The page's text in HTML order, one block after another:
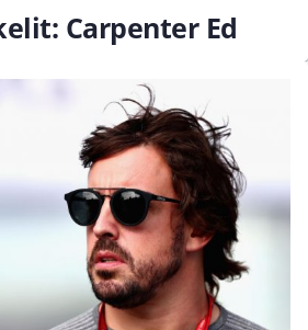
Carpenter Ed